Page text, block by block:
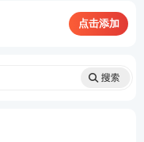
点击添加